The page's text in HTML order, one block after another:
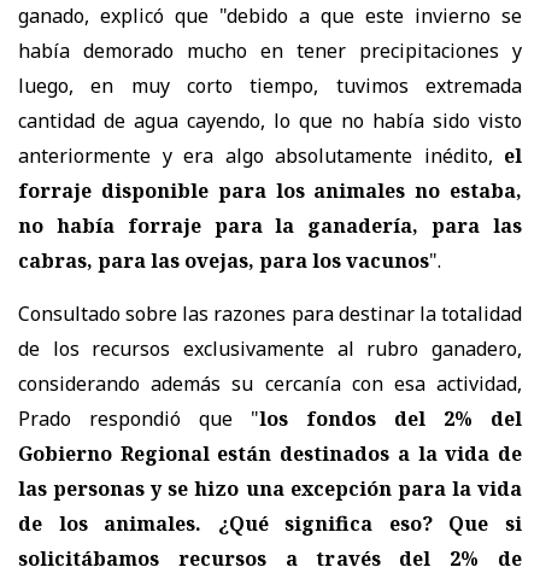
ganado, explicó que "debido a que este invierno se
había demorado mucho en tener precipitaciones y
luego, en muy corto tiempo, tuvimos extremada
cantidad de agua cayendo, lo que no había sido visto
anteriormente y era algo absolutamente inédito, el
forraje disponible para los animales no estaba,
no había forraje para la ganadería, para las
cabras, para las ovejas, para los vacunos".
Consultado sobre las razones para destinar la totalidad
de los recursos exclusivamente al rubro ganadero,
considerando además su cercanía con esa actividad,
Prado respondió que "los fondos del 2% del
Gobierno Regional están destinados a la vida de
las personas y se hizo una excepción para la vida
de los animales. ¿Qué significa eso? Que si
solicitábamos recursos a través del 2% de